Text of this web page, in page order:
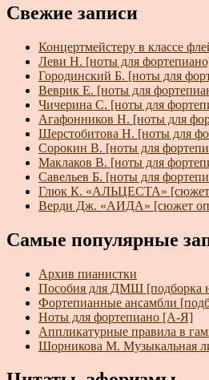
Свежие записи
Концертмейстеру в классе
Леви Н. [ноты для
Городинский Б. [ноты для
Веврик Е. [ноты для
Чичерина С. [ноты для
Агафонников Н. [ноты для
Шерстобитова Н. [ноты для
Сорокин В. [ноты для
Маклаков В. [ноты для
Савельев Б. [ноты для
Глюк К. «АЛЬЦЕСТА»
Верди Дж. «АИДА» [сюжет
Самые популярные
Архив пианистки
Пособия для ДМШ [подборка
Фортепианные ансамбли
Ноты для фортепиано [А-Я]
Аппликатурные правила в
Шорникова М. Музыкальная